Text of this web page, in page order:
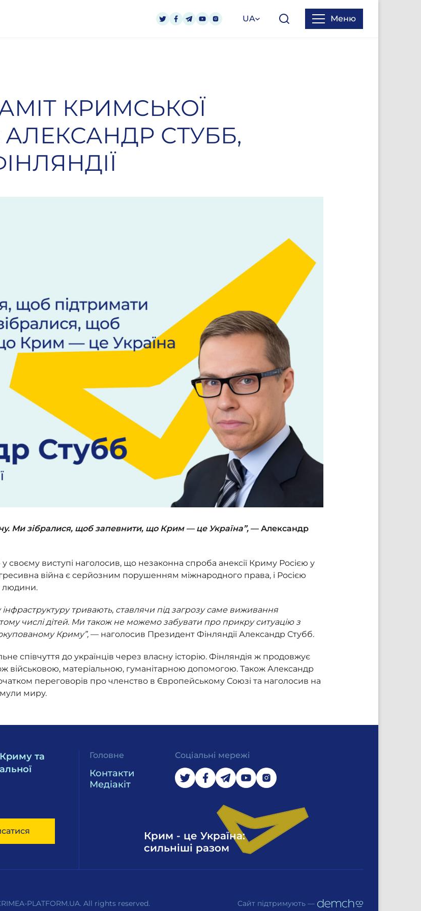
UA Меню
КРИМСЬКОЇ
СТУББ,
Ми зібралися, щоб запевнити, що Крим — це Україна”, — Александр
своєму виступі наголосив, що незаконна спроба анексії Криму Росією у
війна є серйозним порушенням міжнародного права, і Росією
людини.
інфраструктуру тривають, ставлячи під загрозу саме виживання
числі дітей. Ми також не можемо забувати про прикру ситуацію з
Криму”, — наголосив Президент Фінляндії Александр Стубб.
співчуття до українців через власну історію. Фінляндія ж продовжує
військовою, матеріальною, гуманітарною допомогою. Також Александр
переговорів про членство в Європейському Союзі та наголосив на
миру.
та
Головне
Контакти
Медіакіт
Соціальні мережі
Крим - це Україна:
сильніші разом
PLATFORM.UA. All rights reserved. Сайт підтримують —